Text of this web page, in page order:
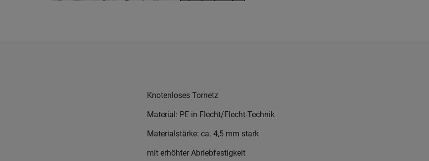
Knotenloses Tornetz
Material: PE in Flecht/Flecht-Technik
Materialstärke: ca. 4,5 mm stark
mit erhöhter Abriebfestigkeit